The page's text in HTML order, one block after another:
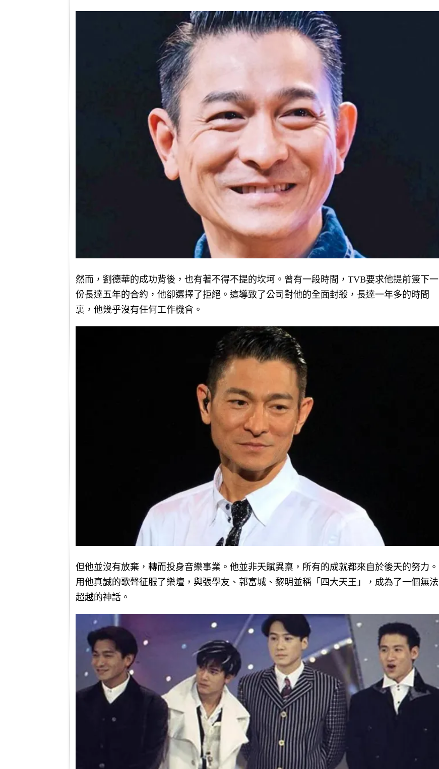
然而，劉德華的成功背後，也有著不得不提的坎坷。曾有一段時間，TVB要求他提前簽下一
份長達五年的合約，他卻選擇了拒絕。這導致了公司對他的全面封殺，長達一年多的時間
裏，他幾乎沒有任何工作機會。
但他並沒有放棄，轉而投身音樂事業。他並非天賦異稟，所有的成就都來自於後天的努力。
用他真誠的歌聲征服了樂壇，與張學友、郭富城、黎明並稱「四大天王」，成為了一個無法
超越的神話。